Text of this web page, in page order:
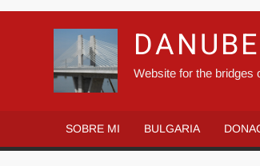
Website for the bridges
SOBRE MI BULGARIA